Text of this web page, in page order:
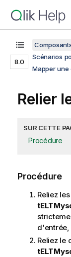
8.0
Scénarios
Mapper
Relier
SUR CETTE
Procédure
Procédure
Reliez
d'entrée,
Reliez le